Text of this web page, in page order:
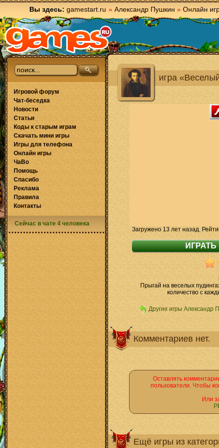
Вы здесь: gamestart.ru » Александр Пушкин » Онлайн
игра
Загружено 13 лет назад.
Прыгай на веселых
количество с
Другие игры Александр
Комментариев нет.
Оставлять
пользователи. Чтобы
Или
Ещё игры из
Игровой форум
Чат-беседка
Новости
Статьи
Коды к старым играм
Скачать мини игры
Игры для телефона
Онлайн игры
ЧаВо
Помощь
Спасибо
Реклама
Правила
Контакты
Сейчас в чате 4 человека